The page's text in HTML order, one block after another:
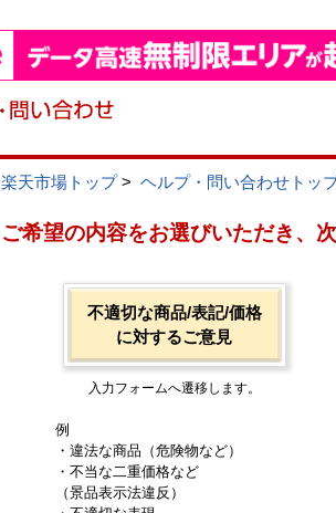
楽天市場トップ> ヘルプ・問い合わせトッ
ご希望の内容をお選びいただき、
不適切な商品/表記/価格
に対するご意見
入力フォームへ遷移します。
例
・違法な商品（危険物など）
・不当な二重価格など
（景品表示法違反）